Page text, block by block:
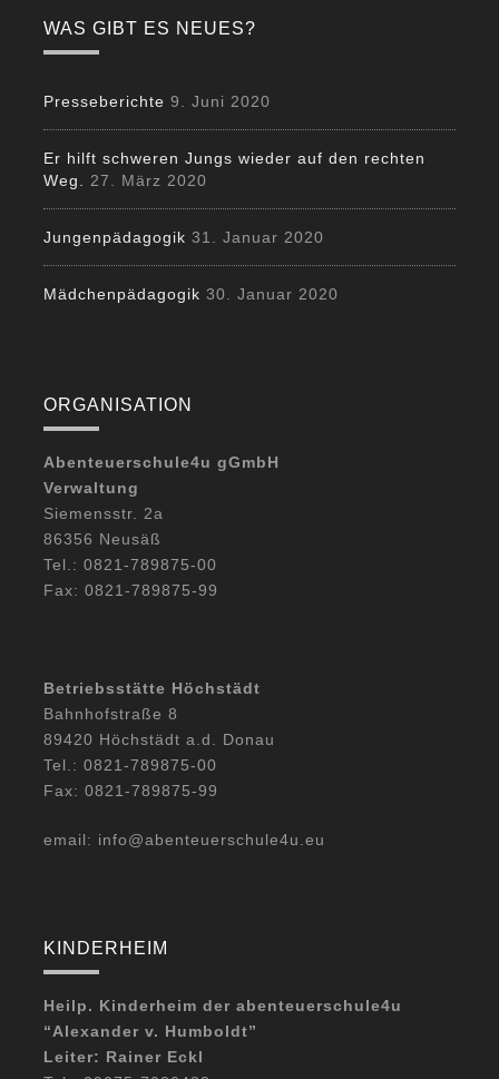
WAS GIBT ES NEUES?
Presseberichte 9. Juni 2020
Er hilft schweren Jungs wieder auf den rechten
Weg.
27. März 2020
Jungenpädagogik 31. Januar 2020
Mädchenpädagogik 30. Januar 2020
ORGANISATION
Abenteuerschule4u gGmbH
Verwaltung
Siemensstr. 2a
86356 Neusäß
Tel.: 0821-789875-00
Fax: 0821-789875-99
Betriebsstätte Höchstädt
Bahnhofstraße 8
89420 Höchstädt a.d. Donau
Tel.: 0821-789875-00
Fax: 0821-789875-99
email: info@abenteuerschule4u.eu
KINDERHEIM
Heilp. Kinderheim der abenteuerschule4u
“Alexander v. Humboldt”
Leiter: Rainer Eckl